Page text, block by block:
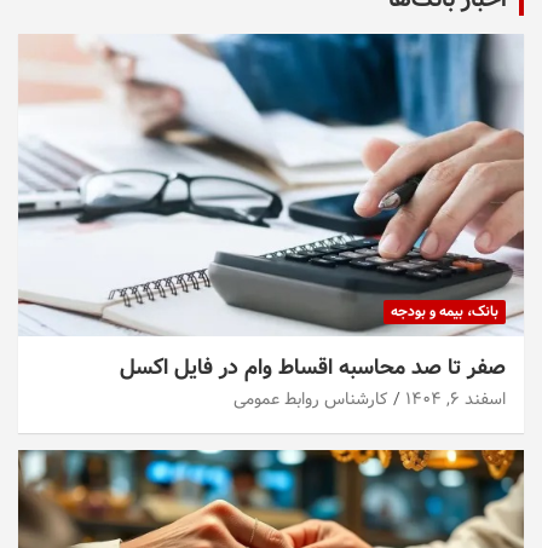
بانک، بیمه و بودجه
صفر تا صد محاسبه اقساط وام در فایل اکسل
اسفند ۶, ۱۴۰۴ کارشناس روابط عمومی